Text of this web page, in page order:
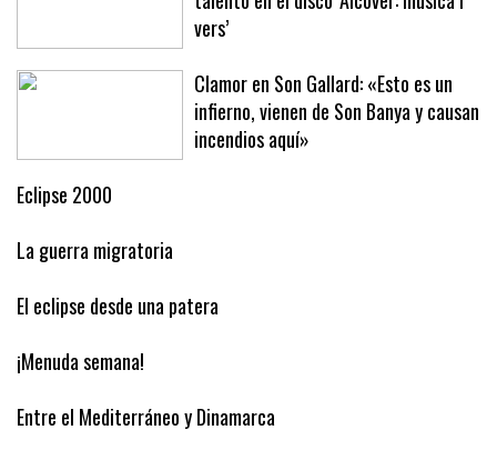
Marga Pocoví y Biel Tous unen su
talento en el disco ‘Alcover: música i
vers’
Clamor en Son Gallard: «Esto es un
infierno, vienen de Son Banya y causan
Eclipse 2000
La guerra migratoria
El eclipse desde una patera
¡Menuda semana!